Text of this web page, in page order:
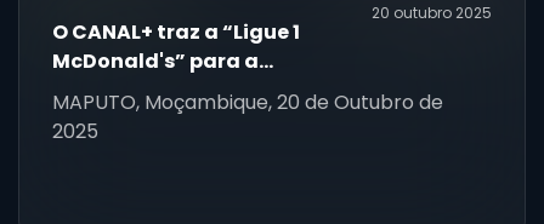
20 outubro 2025
O CANAL+ traz a “Ligue 1
McDonald's” para a
SuperSport na DStv
MAPUTO, Moçambique, 20 de Outubro de
2025